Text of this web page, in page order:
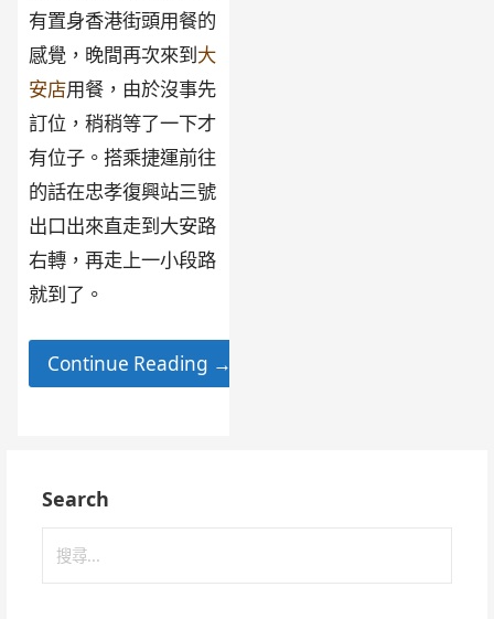
有置身香港街頭用餐的
感覺，晚間再次來到大
安店用餐，由於沒事先
訂位，稍稍等了一下才
有位子。搭乘捷運前往
的話在忠孝復興站三號
出口出來直走到大安路
右轉，再走上一小段路
就到了。
Continue Reading →
Search